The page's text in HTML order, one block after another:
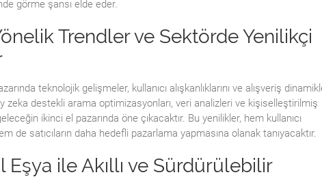
görme şansı elde eder.
Trendler ve Sektörde Yenilikçi
teknolojik gelişmeler, kullanıcı alışkanlıklarını ve alışveriş
zeka destekli arama optimizasyonları, veri analizleri ve kişiselleştirilmiş
ikinci el pazarında öne çıkacaktır. Bu yenilikler, hem kullanıcı
de satıcıların daha hedefli pazarlama yapmasına olanak tanıyacaktır.
Eşya ile Akıllı ve Sürdürülebilir